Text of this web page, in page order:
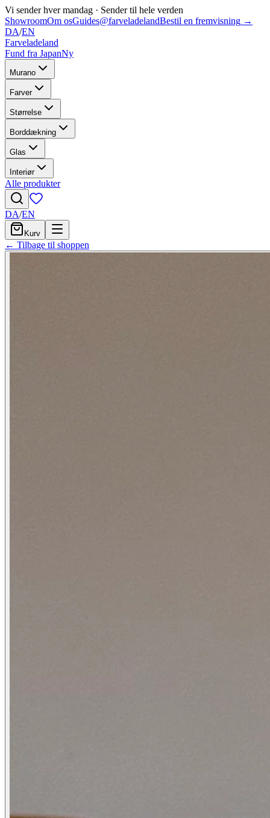
Vi sender hver mandag · Sender til hele verden
ShowroomOm osGuides@farveladelandBestil en fremvisning →
DA/EN
Farveladeland
Fund fra JapanNy
Murano
Farver
Størrelse
Borddækning
Glas
Interiør
Alle produkter
DA/EN
Kurv
← Tilbage til shoppen